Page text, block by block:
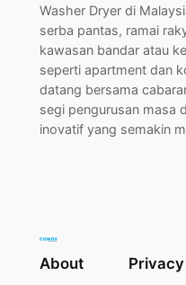
Washer Dryer di
serba pantas, ramai
kawasan bandar atau
seperti apartment dan
datang bersama
segi pengurusan masa
inovatif yang semakin
About Privacy